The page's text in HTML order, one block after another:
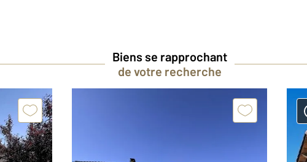
Biens se rapprochant
de votre recherche